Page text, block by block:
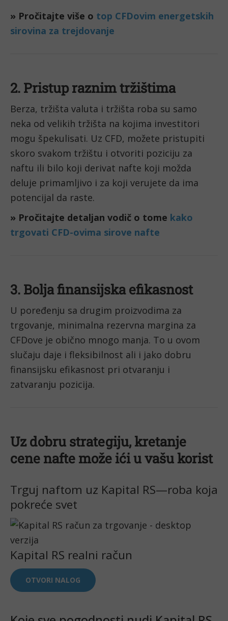
» Pročitajte više o top CFDovim energetskih
sirovina za trejdovanje
2. Pristup raznim tržištima
Berza, tržišta valuta i tržišta roba su samo
neka od velikih tržišta na kojima investitori
mogu špekulisati. Uz CFD, možete pristupiti
skoro svakom tržištu i otvoriti poziciju za
naftu ili bilo koji derivat nafte koji možda
deluje primamljivo i za koji verujete da ima
potencijal da raste.
» Pročitajte detaljan vodič o tome kako
trgovati CFD-ovima sirove nafte
3. Bolja finansijska efikasnost
U poređenju sa drugim proizvodima za
trgovanje, minimalna rezervna margina za
CFDove je obično mnogo manja. To u ovom
slučaju daje i fleksibilnost ali i jako dobru
finansijsku efikasnost pri otvaranju i
zatvaranju pozicija.
Uz dobru strategiju, kretanje
cene nafte može ići u vašu korist
Trguj naftom uz Kapital RS—roba koja
pokreće svet
Kapital RS realni račun
OTVORI NALOG